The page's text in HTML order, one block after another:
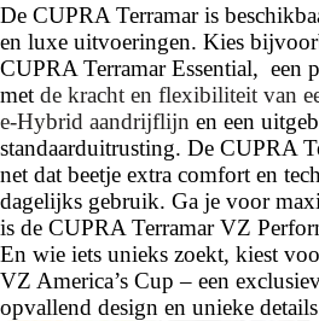
De CUPRA Terramar is
en luxe uitvoeringen. Kies
CUPRA Terramar Essential, een
met de kracht en flexibiliteit van
e-Hybrid aandrijflijn en een
standaarduitrusting. De CUPRA
net dat beetje extra comfort en
dagelijks gebruik. Ga je voor
is de CUPRA Terramar VZ
En wie iets unieks zoekt, kiest
VZ America’s Cup – een
opvallend design en unieke